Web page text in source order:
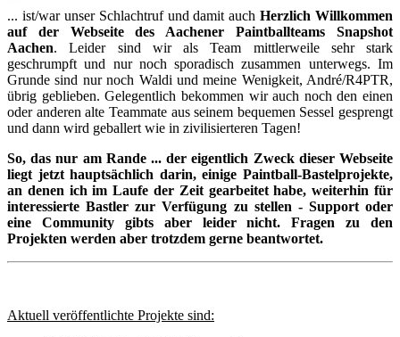
... ist/war unser Schlachtruf und damit auchHerzlich Willkommen
auf der Webseite des Aachener Paintballteams Snapshot
Aachen. Leider sind wir als Team mittlerweile sehr stark
geschrumpft und nur noch sporadisch zusammen unterwegs. Im
Grunde sind nur noch Waldi und meine Wenigkeit, André/R4PTR,
übrig geblieben. Gelegentlich bekommen wir auch noch den einen
oder anderen alte Teammate aus seinem bequemen Sessel gesprengt
und dann wird geballert wie in zivilisierteren Tagen!
So, das nur am Rande ... der eigentlich Zweck dieser Webseite
liegt jetzt hauptsächlich darin, einige Paintball-Bastelprojekte,
an denen ich im Laufe der Zeit gearbeitet habe, weiterhin für
interessierte Bastler zur Verfügung zu stellen - Support oder
eine Community gibts aber leider nicht. Fragen zu den
Projekten werden aber trotzdem gerne beantwortet.
Aktuell veröffentlichte Projekte sind: